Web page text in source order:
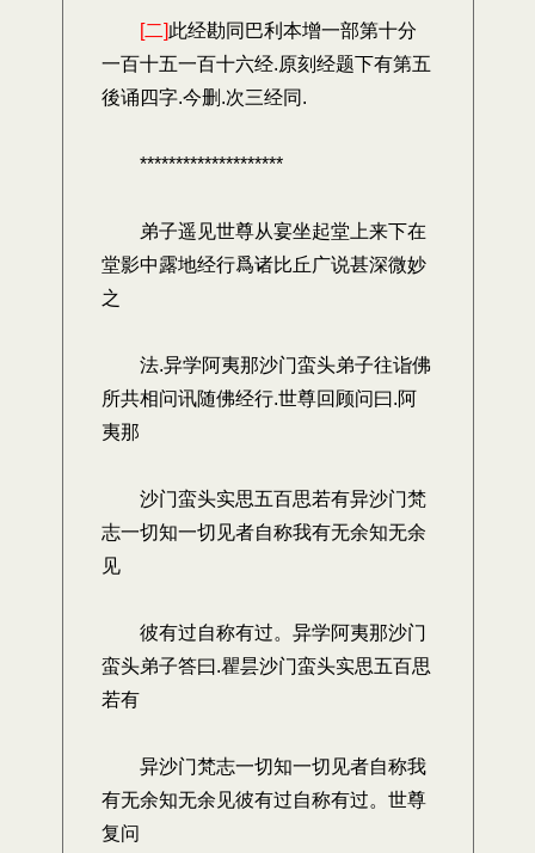
[二]此经勘同巴利本增一部第十分
一百十五一百十六经.原刻经题下有第五
後诵四字.今删.次三经同.
********************
弟子遥见世尊从宴坐起堂上来下在
堂影中露地经行爲诸比丘广说甚深微妙
之
法.异学阿夷那沙门蛮头弟子往诣佛
所共相问讯随佛经行.世尊回顾问曰.阿
夷那
沙门蛮头实思五百思若有异沙门梵
志一切知一切见者自称我有无余知无余
见
彼有过自称有过。异学阿夷那沙门
蛮头弟子答曰.瞿昙沙门蛮头实思五百思
若有
异沙门梵志一切知一切见者自称我
有无余知无余见彼有过自称有过。世尊
复问